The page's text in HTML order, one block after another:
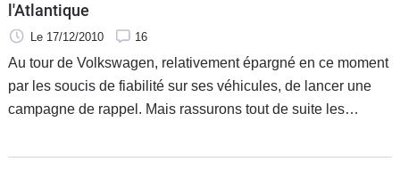
l'Atlantique
Le 17/12/2010 16
Au tour de Volkswagen, relativement épargné en ce moment
par les soucis de fiabilité sur ses véhicules, de lancer une
campagne de rappel. Mais rassurons tout de suite les
modèles américains et canadiens, à hauteur (tout de même)